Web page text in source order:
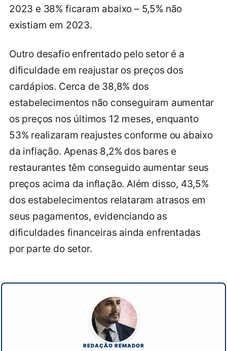
2023 e 38% ficaram abaixo – 5,5% não
existiam em 2023.
Outro desafio enfrentado pelo setor é a
dificuldade em reajustar os preços dos
cardápios. Cerca de 38,8% dos
estabelecimentos não conseguiram aumentar
os preços nos últimos 12 meses, enquanto
53% realizaram reajustes conforme ou abaixo
da inflação. Apenas 8,2% dos bares e
restaurantes têm conseguido aumentar seus
preços acima da inflação. Além disso, 43,5%
dos estabelecimentos relataram atrasos em
seus pagamentos, evidenciando as
dificuldades financeiras ainda enfrentadas
por parte do setor.
REDAÇÃO REMADOR